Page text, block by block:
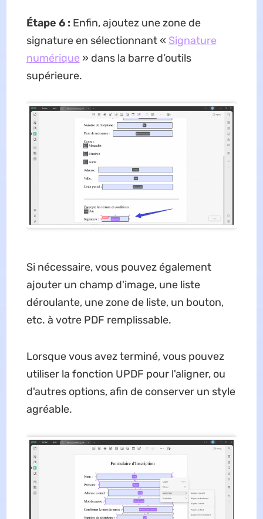
Étape 6 : Enfin, ajoutez une zone de
signature en sélectionnant « Signature
numérique » dans la barre d’outils
supérieure.
Si nécessaire, vous pouvez également
ajouter un champ d'image, une liste
déroulante, une zone de liste, un bouton,
etc. à votre PDF remplissable.
Lorsque vous avez terminé, vous pouvez
utiliser la fonction UPDF pour l'aligner, ou
d'autres options, afin de conserver un style
agréable.